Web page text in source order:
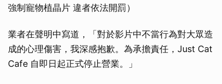
強制寵物植晶片 違者依法開罰）
業者在聲明中寫道，「對於影片中不當行為對大眾造
成的心理傷害，我深感抱歉。為承擔責任，Just Cat
Cafe 自即日起正式停止營業。」